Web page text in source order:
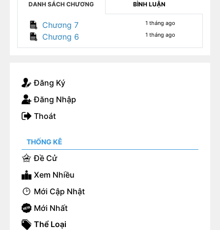
DANH SÁCH CHƯƠNG BÌNH LUẬN
Chương 7 1 tháng ago
Chương 6 1 tháng ago
Đăng Ký
Đăng Nhập
Thoát
THỐNG KÊ
Đề Cử
Xem Nhiều
Mới Cập Nhật
Mới Nhất
Thể Loại